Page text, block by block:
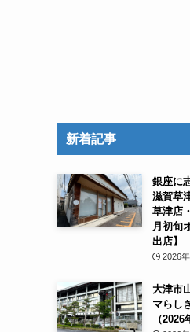
新着記事
銀座に
滋賀草
草津店
月初旬
出店】
2026
大津市
マらし
（2026